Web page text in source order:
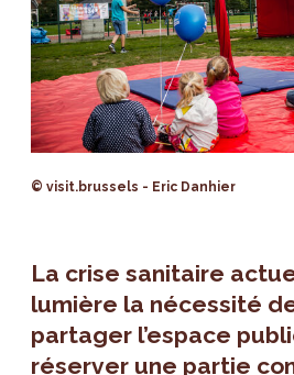
© visit.brussels - Eric Danhier
La crise sanitaire
lumière la nécessité
partager l’espace
réserver une partie